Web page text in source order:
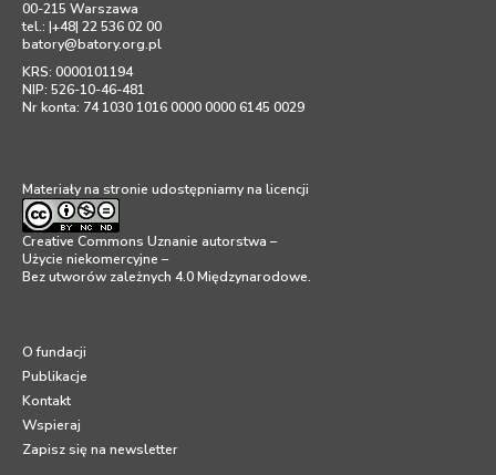
00-215 Warszawa
tel.: |+48| 22 536 02 00
batory@batory.org.pl
KRS: 0000101194
NIP: 526-10-46-481
Nr konta: 74 1030 1016 0000 0000 6145 0029
Materiały na stronie udostępniamy na licencji
Creative Commons Uznanie autorstwa –
Użycie niekomercyjne –
Bez utworów zależnych 4.0 Międzynarodowe.
O fundacji
Publikacje
Kontakt
Wspieraj
Zapisz się na newsletter